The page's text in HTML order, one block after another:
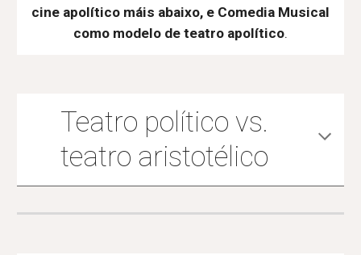
cine apolítico máis abaixo, e Comedia Musical
como modelo de teatro apolítico.
Teatro político vs.
teatro aristotélico